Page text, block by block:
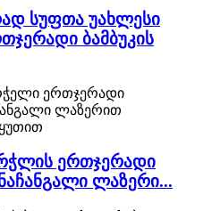
სუფთა უახლესი
ბამბუკის
ერთჯერადი
ლაზერი...